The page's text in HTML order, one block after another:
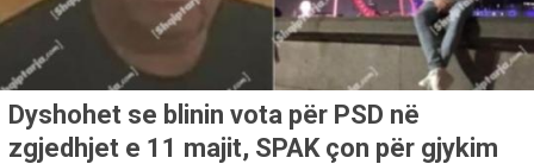
Dyshohet se blinin vota për PSD në
zgjedhjet e 11 majit, SPAK çon për gjykim